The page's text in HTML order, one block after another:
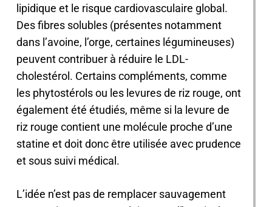
lipidique et le risque cardiovasculaire global.
Des fibres solubles (présentes notamment
dans l’avoine, l’orge, certaines légumineuses)
peuvent contribuer à réduire le LDL-
cholestérol. Certains compléments, comme
les phytostérols ou les levures de riz rouge, ont
également été étudiés, même si la levure de
riz rouge contient une molécule proche d’une
statine et doit donc être utilisée avec prudence
et sous suivi médical.
L’idée n’est pas de remplacer sauvagement